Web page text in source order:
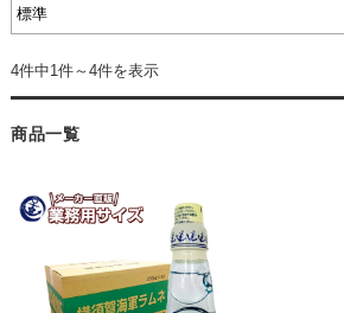
4件中1件～4件を表示
商品一覧